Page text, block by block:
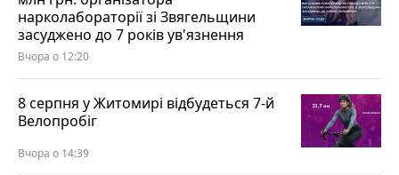
нарколабораторії зі Звягельщини
засуджено до 7 років ув'язнення
Вчора о 12:20
8 серпня у Житомирі відбудеться 7-й
Велопробіг
Вчора о 14:39